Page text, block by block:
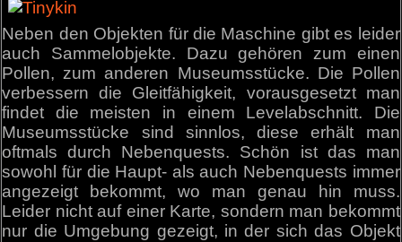
Neben den Objekten für die Maschine gibt es leider
auch Sammelobjekte. Dazu gehören zum einen
Pollen, zum anderen Museumsstücke. Die Pollen
verbessern die Gleitfähigkeit, vorausgesetzt man
findet die meisten in einem Levelabschnitt. Die
Museumsstücke sind sinnlos, diese erhält man
oftmals durch Nebenquests. Schön ist das man
sowohl für die Haupt- als auch Nebenquests immer
angezeigt bekommt, wo man genau hin muss.
Leider nicht auf einer Karte, sondern man bekommt
nur die Umgebung gezeigt, in der sich das Objekt